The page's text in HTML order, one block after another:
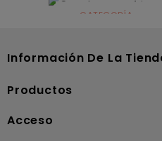
CATEGORÍA
Información De La
Productos
Acceso